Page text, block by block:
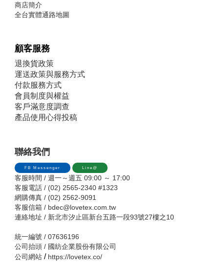
商店簡介
全台實體通路地圖
顧客服務
退換貨政策
運送政策與服務方式
付款服務方式
會員制度與權益
客戶滿意度調查
產品使用心得投稿
聯絡我們
FB Messenger Line@
客服時間 / 週一～週五 09:00 ～ 17:00
客服電話 / (02) 2565-2340 #1323
網購傳真 / (02) 2562-9091
客服信箱 / bdec@lovetex.com.tw
連絡地址 / 新北市汐止區新台五路一段93號27樓之10
統一編號 / 07636196
公司抬頭 / 國紡企業股份有限公司
公司網站 / https://lovetex.co/